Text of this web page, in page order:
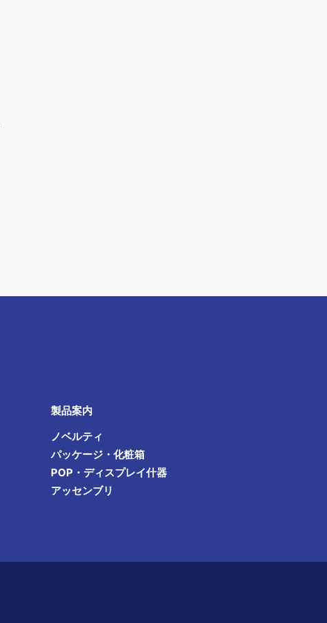
製品案内
ノベルティ
パッケージ・化粧箱
POP・ディスプレイ什器
アッセンブリ